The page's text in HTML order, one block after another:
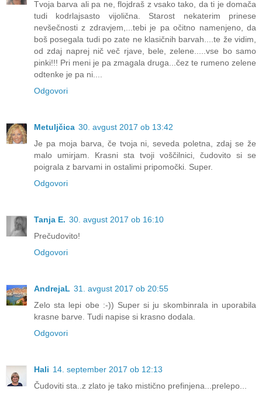
Tvoja barva ali pa ne, flojdraš z vsako tako, da ti je domača
tudi kodrlajsasto vijolična. Starost nekaterim prinese
nevšečnosti z zdravjem,...tebi je pa očitno namenjeno, da
boš posegala tudi po zate ne klasičnih barvah....te že vidim,
od zdaj naprej nič več rjave, bele, zelene.....vse bo samo
pinki!!! Pri meni je pa zmagala druga...čez te rumeno zelene
odtenke je pa ni....
Odgovori
Metuljčica 30. avgust 2017 ob 13:42
Je pa moja barva, če tvoja ni, seveda poletna, zdaj se že
malo umirjam. Krasni sta tvoji voščilnici, čudovito si se
poigrala z barvami in ostalimi pripomočki. Super.
Odgovori
Tanja E. 30. avgust 2017 ob 16:10
Prečudovito!
Odgovori
AndrejaL 31. avgust 2017 ob 20:55
Zelo sta lepi obe :-)) Super si ju skombinrala in uporabila
krasne barve. Tudi napise si krasno dodala.
Odgovori
Hali 14. september 2017 ob 12:13
Čudoviti sta..z zlato je tako mistično prefinjena...prelepo...